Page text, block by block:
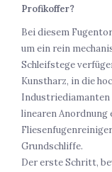
Profikoffer?
Bei diesem
um ein rein
Schleifstege
Kunstharz, in die
linearen Anordnung
Grundschliffe.
Der erste Schritt,